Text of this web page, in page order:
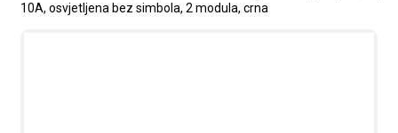
10A, osvjetljena bez simbola, 2 modula, crna